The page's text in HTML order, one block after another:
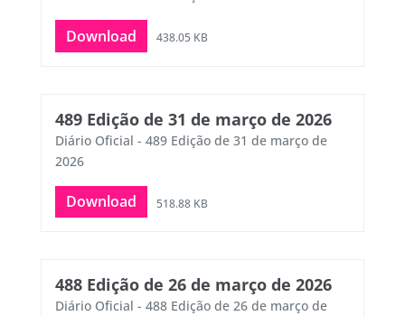
Download 438.05 KB
489 Edição de 31 de março de 2026
Diário Oficial - 489 Edição de 31 de março de
2026
Download 518.88 KB
488 Edição de 26 de março de 2026
Diário Oficial - 488 Edição de 26 de março de